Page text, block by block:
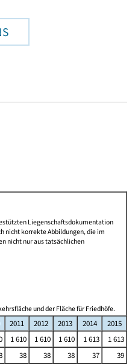
Liegenschaftsdokumentation
nicht korrekte Abbildungen, die im
nicht nur aus tatsächlichen
und der Fläche für Friedhöfe.
2011 2012 2013 2014
2015
1 610 1 610 1 610 1 613
1 613
38 38 38 37
39